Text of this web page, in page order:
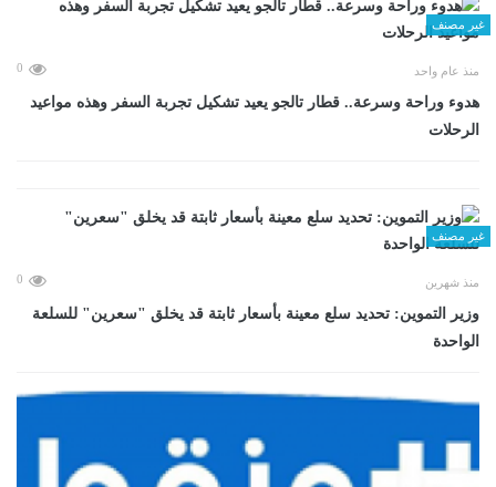
غير مصنف
منذ عام واحد 0
هدوء وراحة وسرعة.. قطار تالجو يعيد تشكيل تجربة السفر وهذه مواعيد
الرحلات
غير مصنف
منذ شهرين 0
وزير التموين: تحديد سلع معينة بأسعار ثابتة قد يخلق "سعرين" للسلعة
الواحدة